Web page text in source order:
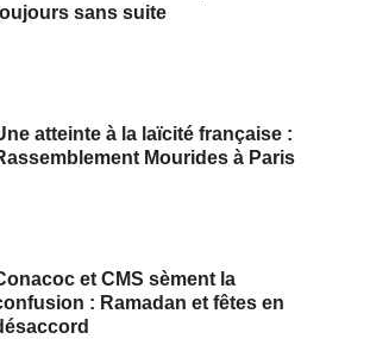
sans suite
atteinte à la laïcité française :
Mourides à Paris
et CMS sèment la
: Ramadan et fêtes en